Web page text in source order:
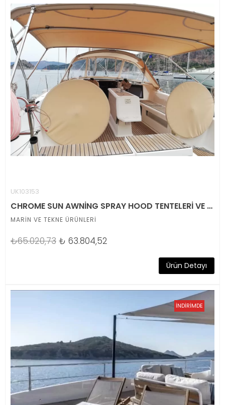
UK103153
CHROME SUN AWNİNG SPRAY HOOD TENTELERİ VE DİREKSİYON KILIFLARI
MARİN VE TEKNE ÜRÜNLERİ
₺65.020,73 ₺ 63.804,52
Ürün Detayı
İNDİRİMDE